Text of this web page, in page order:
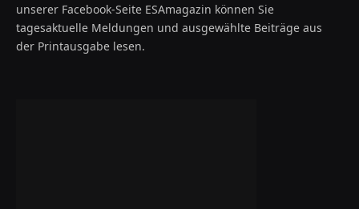
unserer Facebook-Seite ESAmagazin können Sie
tagesaktuelle Meldungen und ausgewählte Beiträge aus
der Printausgabe lesen.